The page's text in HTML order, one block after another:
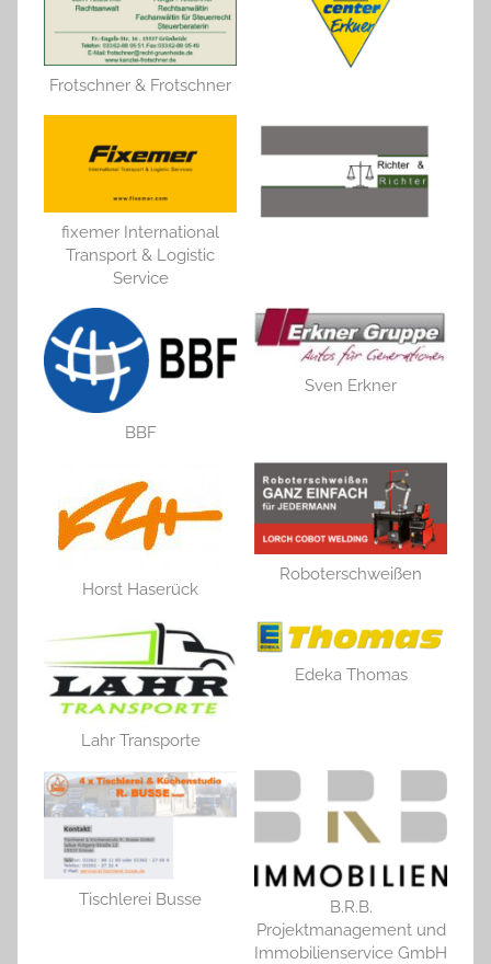
Frotschner & Frotschner
fixemer International
Transport & Logistic
Service
BBF
Sven Erkner
Horst Haserück
Roboterschweißen
Lahr Transporte
Edeka Thomas
Tischlerei Busse
B.R.B.
Projektmanagement und
Immobilienservice GmbH